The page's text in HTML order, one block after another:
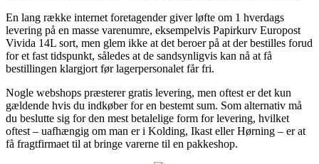
En lang række internet foretagender giver løfte om 1 hverdags
levering på en masse varenumre, eksempelvis Papirkurv Europost
Vivida 14L sort, men glem ikke at det beroer på at der bestilles forud
for et fast tidspunkt, således at de sandsynligvis kan nå at få
bestillingen klargjort før lagerpersonalet får fri.
Nogle webshops præsterer gratis levering, men oftest er det kun
gældende hvis du indkøber for en bestemt sum. Som alternativ må
du beslutte sig for den mest betalelige form for levering, hvilket
oftest – uafhængig om man er i Kolding, Ikast eller Hørning – er at
få fragtfirmaet til at bringe varerne til en pakkeshop.